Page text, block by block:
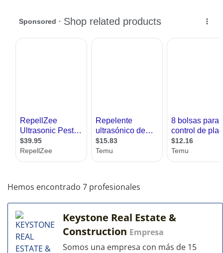
Hemos encontrado 7 profesionales
Keystone Real Estate &
Construction Empresa
Somos una empresa con más de 15